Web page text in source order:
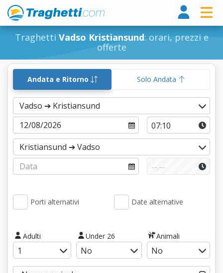
Traghetti Vadso Kristiansund: orari, prezzi e
offerte
Andata e Ritorno Solo Andata
Porti alternativi Date alternative
Adulti Under 26 Animali